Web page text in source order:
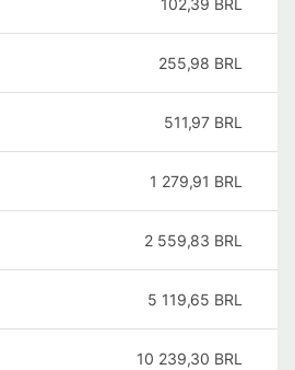
102,39 BRL
255,98 BRL
511,97 BRL
1 279,91 BRL
2 559,83 BRL
5 119,65 BRL
10 239,30 BRL